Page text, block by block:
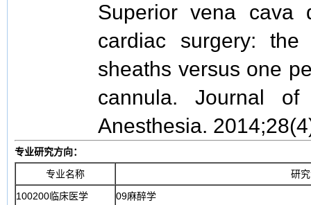
Superior vena cava
cardiac surgery:
sheaths versus one
cannula. Journal of
Anesthesia.
专业研究方向：
专业名称
研
100200临床医学
09麻醉学